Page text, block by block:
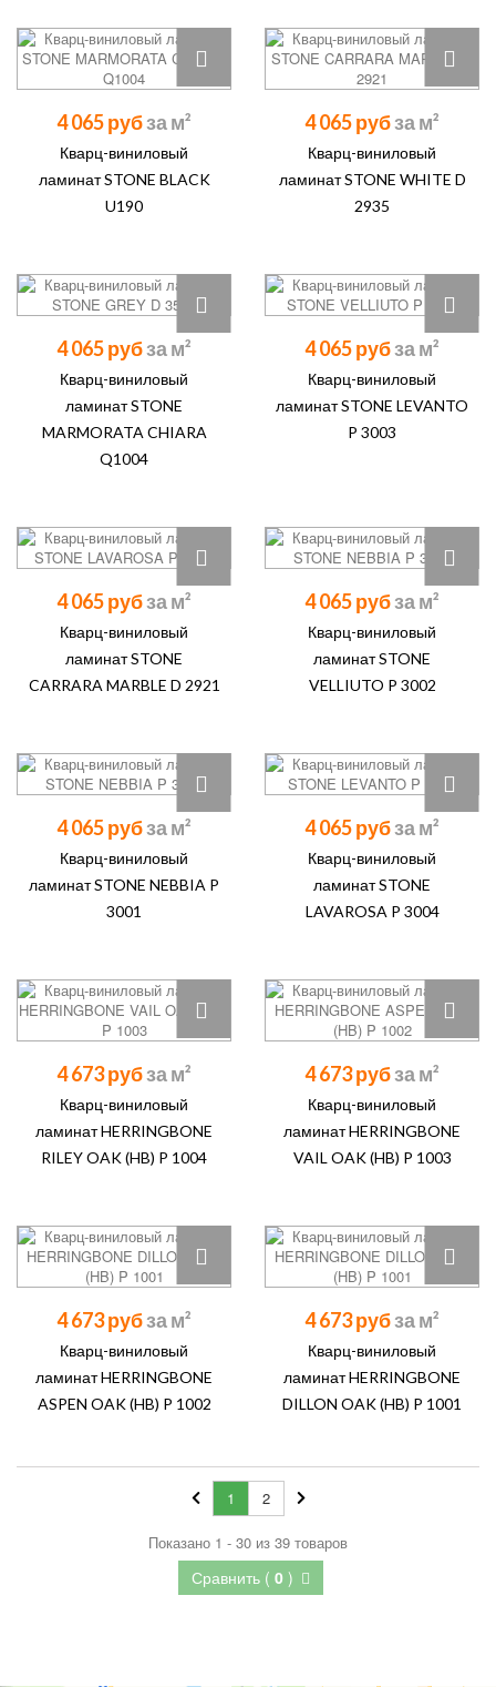
4 065 руб
Кварц-виниловый
ламинат STONE BLACK
U190
4 065 руб
Кварц-виниловый
ламинат STONE WHITE D
2935
4 065 руб
Кварц-виниловый
ламинат STONE
MARMORATA CHIARA
Q1004
4 065 руб
Кварц-виниловый
ламинат STONE LEVANTO
P 3003
4 065 руб
Кварц-виниловый
ламинат STONE
CARRARA MARBLE D 2921
4 065 руб
Кварц-виниловый
ламинат STONE
VELLIUTO P 3002
4 065 руб
Кварц-виниловый
ламинат STONE NEBBIA P
3001
4 065 руб
Кварц-виниловый
ламинат STONE
LAVAROSA P 3004
4 673 руб
Кварц-виниловый
ламинат HERRINGBONE
RILEY OAK (HB) P 1004
4 673 руб
Кварц-виниловый
ламинат HERRINGBONE
VAIL OAK (HB) P 1003
4 673 руб
Кварц-виниловый
ламинат HERRINGBONE
ASPEN OAK (HB) P 1002
4 673 руб
Кварц-виниловый
ламинат HERRINGBONE
DILLON OAK (HB) P 1001
Сравнить ( 0 )
1 2
Показано 1 - 30 из 39 товаров